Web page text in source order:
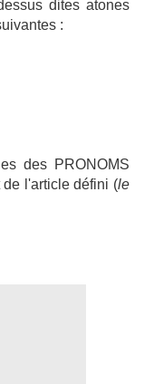
dites atones
:
des PRONOMS
l'article défini (le